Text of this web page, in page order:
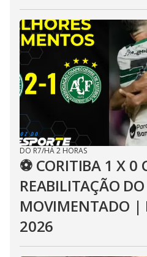
DO R7/HÁ 2 HORAS
⚽ CORITIBA 1 X 0
REABILITAÇÃO
MOVIMENTADO |
2026